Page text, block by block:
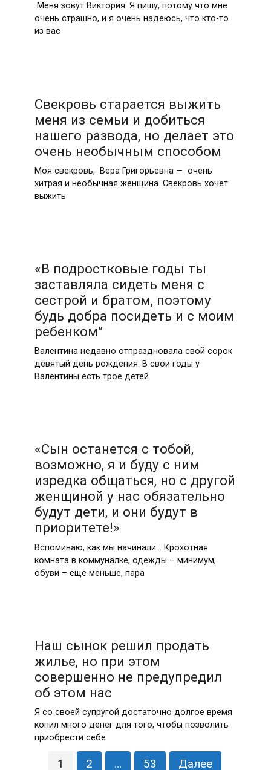
Меня зовут Виктория. Я пишу, потому что мне
очень страшно, и я очень надеюсь, что кто-то
из вас
Свекровь старается выжить
меня из семьи и добиться
нашего развода, но делает это
очень необычным способом
Моя свекровь, Вера Григорьевна — очень
хитрая и необычная женщина. Свекровь хочет
выжить
«В подростковые годы ты
заставляла сидеть меня с
сестрой и братом, поэтому
будь добра посидеть и с моим
ребенком”
Валентина недавно отпраздновала свой сорок
девятый день рождения. В свои годы у
Валентины есть трое детей
«Сын останется с тобой,
возможно, я и буду с ним
изредка общаться, но с другой
женщиной у нас обязательно
будут дети, и они будут в
приоритете!»
Вспоминаю, как мы начинали… Крохотная
комната в коммуналке, одежды – минимум,
обуви – еще меньше, пара
Наш сынок решил продать
жилье, но при этом
совершенно не предупредил
об этом нас
Я со своей супругой достаточно долгое время
копил много денег для того, чтобы позволить
приобрести себе
1 2 … 53 Далее